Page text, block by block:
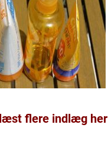
flere indlæg her